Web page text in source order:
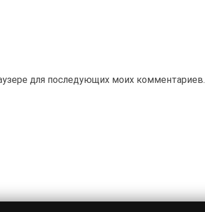
для последующих моих комментариев.